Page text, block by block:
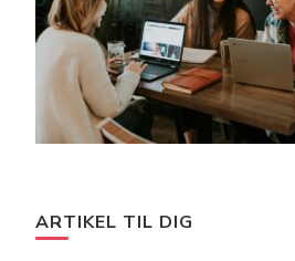
ARTIKEL TIL DIG